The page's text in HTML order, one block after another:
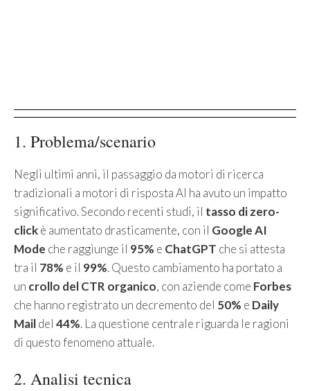
1. Problema/scenario
Negli ultimi anni, il passaggio da motori di ricerca
tradizionali a motori di risposta AI ha avuto un impatto
significativo. Secondo recenti studi, il tasso di zero-
clickè aumentato drasticamente, con il Google AI
Mode che raggiunge il 95% e ChatGPT che si attesta
tra il 78% e il 99%. Questo cambiamento ha portato a
un crollo del CTR organico, con aziende come Forbes
che hanno registrato un decremento del 50% e Daily
Maildel 44%. La questione centrale riguarda le ragioni
di questo fenomeno attuale.
2. Analisi tecnica